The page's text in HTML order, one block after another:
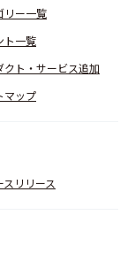
リー一覧
ト一覧
クト・サービス追加
マップ
スリリース